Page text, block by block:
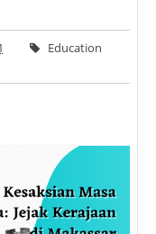
Education